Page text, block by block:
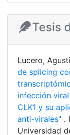
Tesis
Lucero,
de splicing
infección
CLK1 y su
anti-virales" .
Universidad